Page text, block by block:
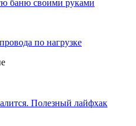
баню своими руками
по нагрузке
Полезный лайфхак